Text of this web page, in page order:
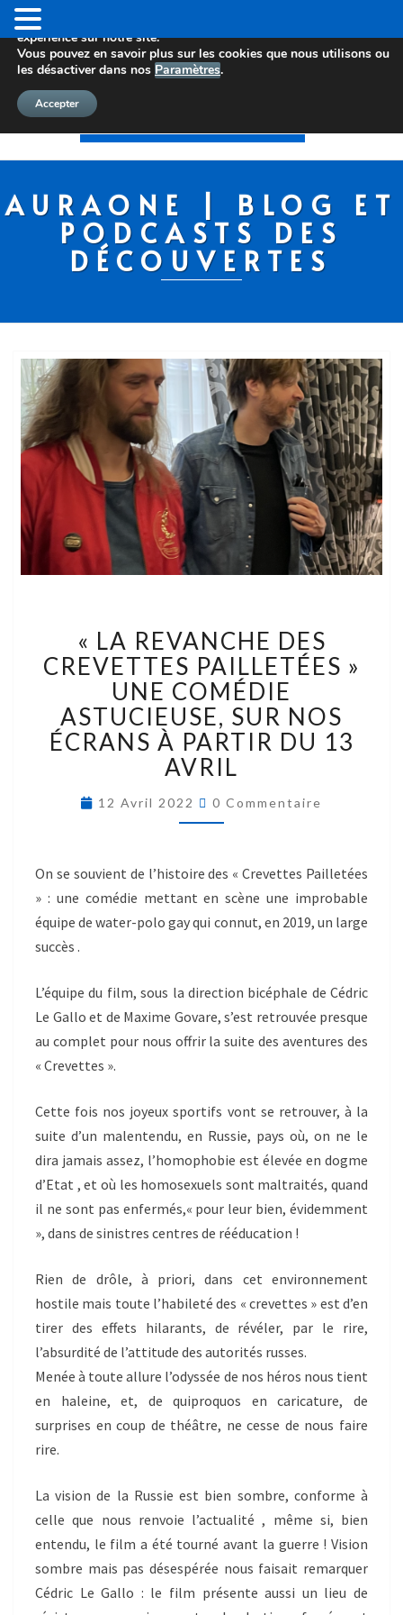
AURAONE | BLOG ET
PODCASTS DES
DÉCOUVERTES
« LA REVANCHE DES
CREVETTES PAILLETÉES »
UNE COMÉDIE
ASTUCIEUSE, SUR NOS
ÉCRANS À PARTIR DU 13
AVRIL
12 Avril 2022 0 Commentaire
On se souvient de l’histoire des « Crevettes Pailletées
» : une comédie mettant en scène une improbable
équipe de water-polo gay qui connut, en 2019, un large
succès .
L’équipe du film, sous la direction bicéphale de Cédric
Le Gallo et de Maxime Govare, s’est retrouvée presque
au complet pour nous offrir la suite des aventures des
« Crevettes ».
Cette fois nos joyeux sportifs vont se retrouver, à la
suite d’un malentendu, en Russie, pays où, on ne le
dira jamais assez, l’homophobie est élevée en dogme
d’Etat , et où les homosexuels sont maltraités, quand
il ne sont pas enfermés,« pour leur bien, évidemment
», dans de sinistres centres de rééducation !
Rien de drôle, à priori, dans cet environnement
hostile mais toute l’habileté des « crevettes » est d’en
tirer des effets hilarants, de révéler, par le rire,
l’absurdité de l’attitude des autorités russes.
Menée à toute allure l’odyssée de nos héros nous tient
en haleine, et, de quiproquos en caricature, de
surprises en coup de théâtre, ne cesse de nous faire
rire.
La vision de la Russie est bien sombre, conforme à
celle que nous renvoie l’actualité , même si, bien
entendu, le film a été tourné avant la guerre ! Vision
sombre mais pas désespérée nous faisait remarquer
Cédric Le Gallo : le film présente aussi un lieu de
Nous utilisons des cookies pour vous offrir la meilleure
expérience sur notre site.
Vous pouvez en savoir plus sur les cookies que nous utilisons ou
les désactiver dans nos Paramètres.
Accepter